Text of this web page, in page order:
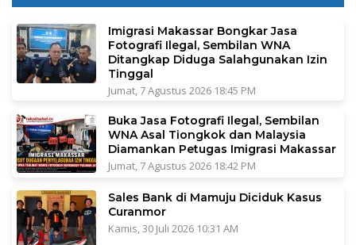
Imigrasi Makassar Bongkar Jasa
Fotografi Ilegal, Sembilan WNA
Ditangkap Diduga Salahgunakan Izin
Tinggal
Jumat, 7 Agustus 2026 18:45 PM
Buka Jasa Fotografi Ilegal, Sembilan
WNA Asal Tiongkok dan Malaysia
Diamankan Petugas Imigrasi Makassar
Jumat, 7 Agustus 2026 18:42 PM
Sales Bank di Mamuju Diciduk Kasus
Curanmor
Kamis, 30 Juli 2026 10:31 AM